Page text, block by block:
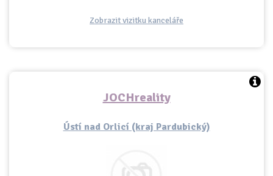
Zobrazit vizitku kanceláře
JOCHreality
Ústí nad Orlicí (kraj Pardubický)